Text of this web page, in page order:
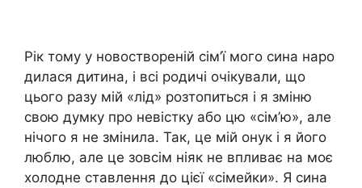
Рік тому у новоствореній сім’ї мого сина наро
дилася дитина, і всі родичі очікували, що
цього разу мій «лід» розтопиться і я зміню
свою думку про невістку або цю «сім’ю», але
нічого я не змінила. Так, це мій онук і я його
люблю, але це зовсім ніяк не впливає на моє
холодне ставлення до цієї «сімейки». Я сина